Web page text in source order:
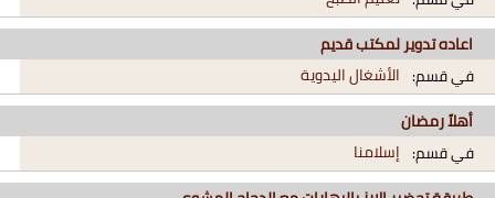
اعاده تدوير لمكتب قديم
في قسم: الأشغال اليدوية
أهلاً رمضان
في قسم: إسلامنا